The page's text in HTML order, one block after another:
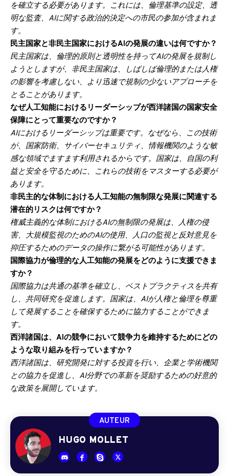
を確立する必要があります。これには、倫理基準の設定、透
明な監査、AIに関する政治的決定への市民の参加が含まれま
す。
民主国家と非民主国家におけるAIの発展の違いは何ですか？
民主国家は、倫理的原則と透明性を持ってAIの発展を規制し
ようとしますが、非民主国家は、しばしば倫理的または人権
の影響を考慮しない、より迅速で規制の少ないアプローチを
とることがあります。
なぜ人工知能におけるリーダーシップが西洋諸国の国家安全
保障にとって重要なのですか？
AIにおけるリーダーシップは重要です。なぜなら、この技術
が、国家防衛、サイバーセキュリティ、情報機関のような敏
感な領域でますます利用されるからです。国家は、自国の利
益と安全を守るために、これらの技術をマスターする必要が
あります。
非民主的な体制における人工知能の無制限な発展に関連する
潜在的リスクは何ですか？
権威主義的な体制におけるAIの無制限の発展は、人権の侵
害、大規模監視のためのAIの使用、人口の監視と反対意見を
抑圧するためのデータの操作に繋がる可能性があります。
国際協力が倫理的な人工知能の発展をどのように支援できま
すか？
国際協力は共通の基準を確立し、ベストプラクティスを共有
し、共同研究を促進します。国家は、AIが人権と倫理を尊重
して発展することを確保するために協力することができま
す。
西洋諸国は、AIの競争において競争力を維持するためにどの
ような取り組みを行っていますか？
西洋諸国は、研究開発に対する投資を行い、企業と学術機関
との協力を促進し、AI分野での革新を奨励するための好意的
な政策を展開しています。
AUTEUR
HUGO MOLLET